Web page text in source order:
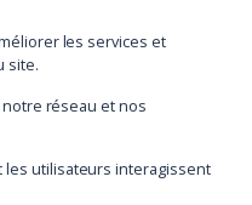
les services et
site.
réseau et nos
utilisateurs interagissent